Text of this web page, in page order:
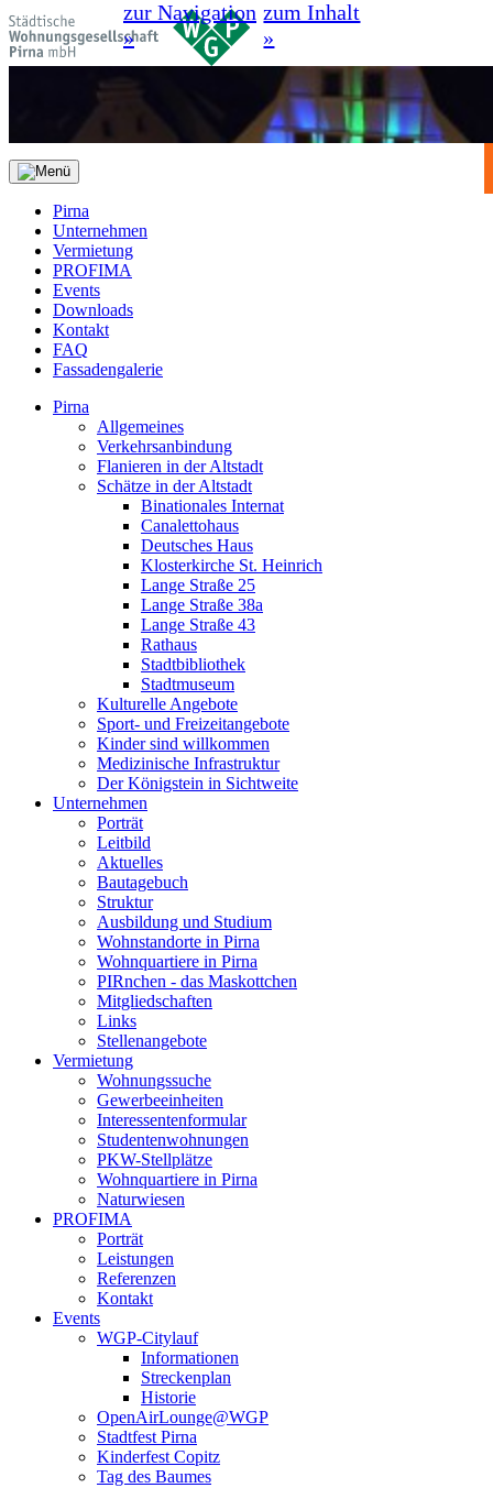
zur Navigation
»
zum Inhalt
»
Pirna
Unternehmen
Vermietung
PROFIMA
Events
Downloads
Kontakt
FAQ
Fassadengalerie
Pirna
Allgemeines
Verkehrsanbindung
Flanieren in der Altstadt
Schätze in der Altstadt
Binationales Internat
Canalettohaus
Deutsches Haus
Klosterkirche St. Heinrich
Lange Straße 25
Lange Straße 38a
Lange Straße 43
Rathaus
Stadtbibliothek
Stadtmuseum
Kulturelle Angebote
Sport- und Freizeitangebote
Kinder sind willkommen
Medizinische Infrastruktur
Der Königstein in Sichtweite
Unternehmen
Porträt
Leitbild
Aktuelles
Bautagebuch
Struktur
Ausbildung und Studium
Wohnstandorte in Pirna
Wohnquartiere in Pirna
PIRnchen - das Maskottchen
Mitgliedschaften
Links
Stellenangebote
Vermietung
Wohnungssuche
Gewerbeeinheiten
Interessentenformular
Studentenwohnungen
PKW-Stellplätze
Wohnquartiere in Pirna
Naturwiesen
PROFIMA
Porträt
Leistungen
Referenzen
Kontakt
Events
WGP-Citylauf
Informationen
Streckenplan
Historie
OpenAirLounge@WGP
Stadtfest Pirna
Kinderfest Copitz
Tag des Baumes